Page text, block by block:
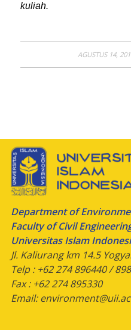
kuliah.
AGUSTUS 14,
/
Department of
Faculty of Civil
Universitas Islam
Jl. Kaliurang km 14.5
Telp : +62 274 896440 /
Fax : +62 274 895330
Email: